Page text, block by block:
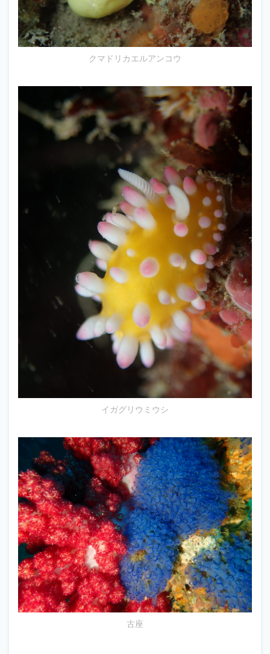
クマドリカエルアンコウ
イガグリウミウシ
古座